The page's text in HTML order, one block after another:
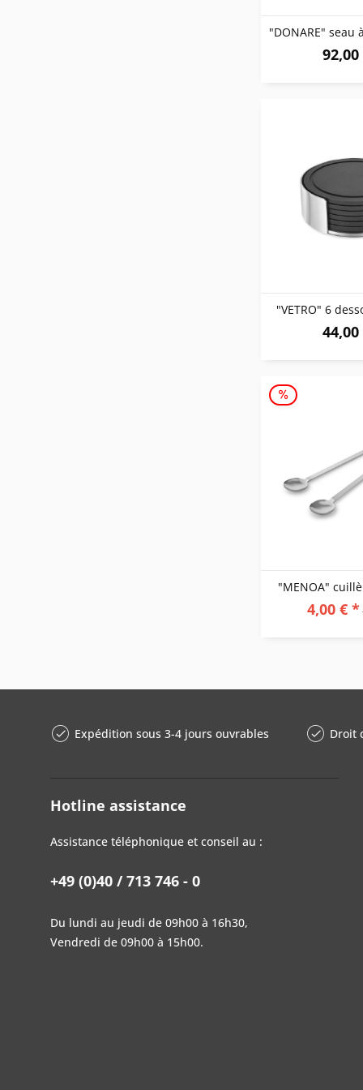
"VETRO" 6
"MENOA"
4,00 € *
Expédition sous 3-4 jours ouvrables Droit
Hotline assistance
Assistance téléphonique et conseil au :
+49 (0)40 / 713 746 - 0
Du lundi au jeudi de 09h00 à 16h30,
Vendredi de 09h00 à 15h00.